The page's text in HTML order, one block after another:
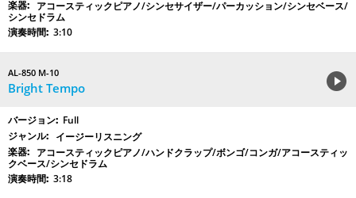
アコースティックピアノ/シンセサイザー/パーカッション/シンセベース/
シンセドラム
3:10
AL-850 M-10
Bright Tempo
Full
イージーリスニング
アコースティックピアノ/ハンドクラップ/ボンゴ/コンガ/アコースティッ
クベース/シンセドラム
3:18